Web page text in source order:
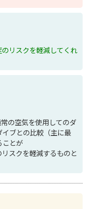
リスクを軽減してくれ
の空気を使用してのダ
ブとの比較（主に最
ことが
スクを軽減するものと